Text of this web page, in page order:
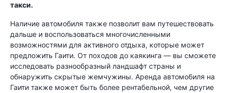
такси.
Наличие автомобиля также позволит вам путешествовать
дальше и воспользоваться многочисленными
возможностями для активного отдыха, которые может
предложить Гаити. От походов до каякинга — вы сможете
исследовать разнообразный ландшафт страны и
обнаружить скрытые жемчужины. Аренда автомобиля на
Гаити также может быть более рентабельной, чем другие